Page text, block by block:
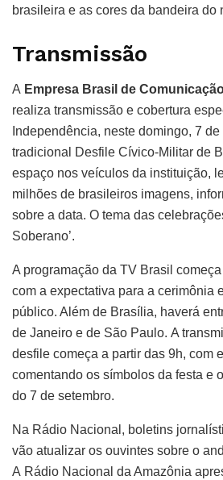
brasileira e as cores da bandeira do
Transmissão
A Empresa Brasil de
realiza transmissão e cobertura
Independência, neste domingo, 7
tradicional Desfile Cívico-Militar de
espaço nos veículos da instituição,
milhões de brasileiros imagens,
sobre a data. O tema das
Soberano’.
A programação da TV Brasil
com a expectativa para a cerimônia
público. Além de Brasília, haverá
de Janeiro e de São Paulo. A
desfile começa a partir das 9h, com
comentando os símbolos da festa e
do 7 de setembro.
Na Rádio Nacional, boletins
vão atualizar os ouvintes sobre o
A Rádio Nacional da Amazônia